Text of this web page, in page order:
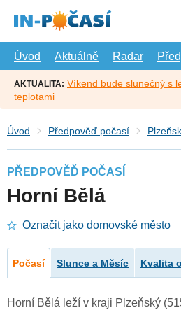
hlavní
Úvod
Aktuálně Radar
AKTUALITA: Víkend bude slunečný s
teplotami
Úvod Předpověď počasí
PŘEDPOVĚĎ POČASÍ
Horní Bělá
Označit jako domovské město
Počasí Slunce a Měsíc Kvalita
Horní Bělá leží v kraji Plzeňský